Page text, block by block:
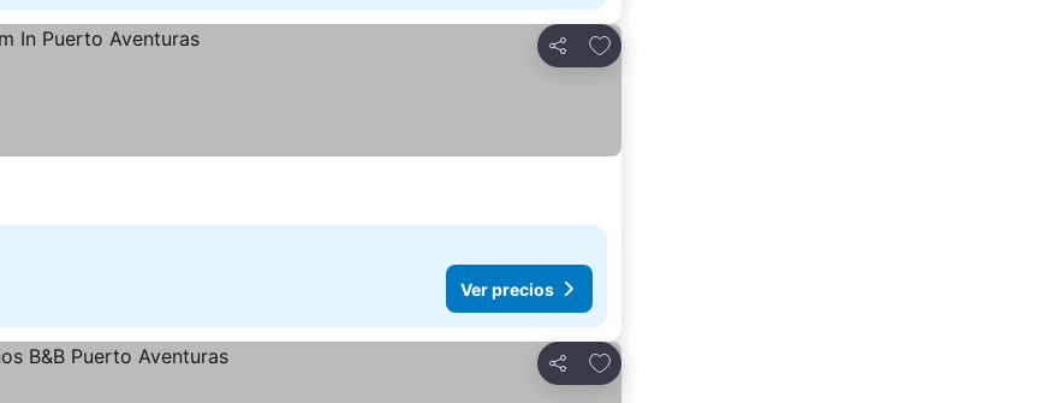
Compartir
Agregar a favoritos
Ver precios
Compartir
Agregar a favoritos